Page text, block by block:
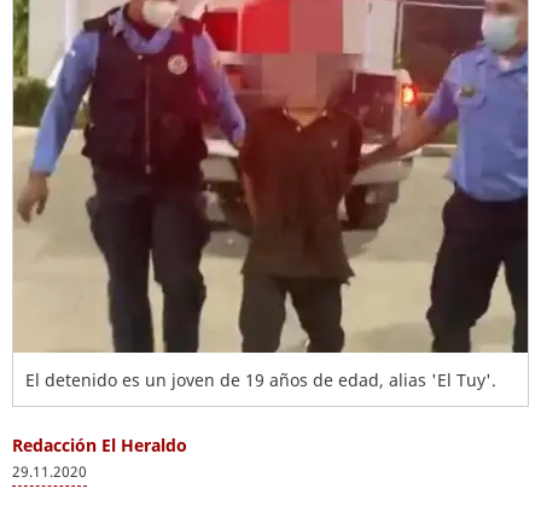
El detenido es un joven de 19 años de edad, alias 'El Tuy'.
Redacción El Heraldo
29.11.2020